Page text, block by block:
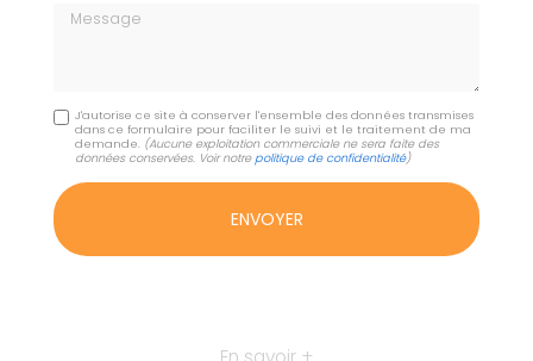
Message
J'autorise ce site à conserver l'ensemble des données transmises
dans ce formulaire pour faciliter le suivi et le traitement de ma
demande. (Aucune exploitation commerciale ne sera faite des
données conservées. Voir notrepolitique de confidentialité)